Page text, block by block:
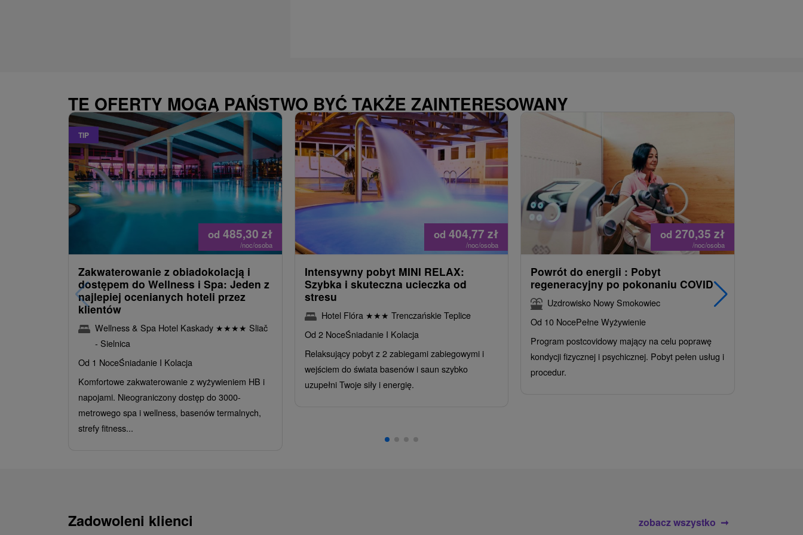
TE OFERTY MOGĄ PAŃSTWO BYĆ TAKŻE ZAINTERESOWANY
TIP
od 485,30 zł
/noc/osoba
Zakwaterowanie z obiadokolacją i
dostępem do Wellness i Spa: Jeden z
najlepiej ocenianych hoteli przez
klientów
Wellness & Spa Hotel Kaskady ★★★★ Sliač
- Sielnica
Od 1 NoceŚniadanie I Kolacja
Komfortowe zakwaterowanie z wyżywieniem HB i
napojami. Nieograniczony dostęp do 3000-
metrowego spa i wellness, basenów termalnych,
strefy fitness...
od 404,77zł
/noc/osoba
Intensywny pobyt MINI RELAX:
Szybka i skuteczna ucieczka od
stresu
Hotel Flóra ★★★ Trenczańskie Teplice
Od 2 NoceŚniadanie I Kolacja
Relaksujący pobyt z 2 zabiegami zabiegowymi i
wejściem do świata basenów i saun szybko
uzupełni Twoje siły i energię.
od 270,35 zł
/noc/osoba
Powrót do energii : Pobyt
regeneracyjny po pokonaniu COVID
Uzdrowisko Nowy Smokowiec
Od 10 NocePełne Wyżywienie
Program postcovidowy mający na celu poprawę
kondycji fizycznej i psychicznej. Pobyt pełen usług i
procedur.
Zadowoleni klienci zobacz wszystko